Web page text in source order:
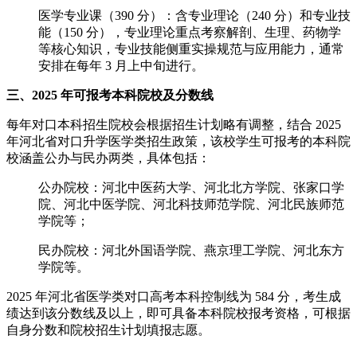
医学专业课（390 分）：含专业理论（240 分）和专业技
能（150 分），专业理论重点考察解剖、生理、药物学
等核心知识，专业技能侧重实操规范与应用能力，通常
安排在每年 3 月上中旬进行。
三、2025 年可报考本科院校及分数线
每年对口本科招生院校会根据招生计划略有调整，结合 2025
年河北省对口升学医学类招生政策，该校学生可报考的本科院
校涵盖公办与民办两类，具体包括：
公办院校：河北中医药大学、河北北方学院、张家口学
院、河北中医学院、河北科技师范学院、河北民族师范
学院等；
民办院校：河北外国语学院、燕京理工学院、河北东方
学院等。
2025 年河北省医学类对口高考本科控制线为 584 分，考生成
绩达到该分数线及以上，即可具备本科院校报考资格，可根据
自身分数和院校招生计划填报志愿。